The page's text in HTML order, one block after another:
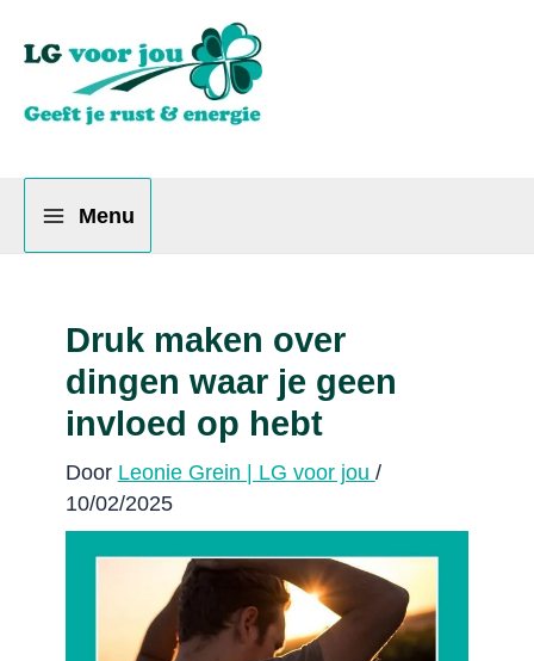
naar
Menu
Druk maken over
dingen waar je geen
invloed op hebt
Door Leonie Grein | LG voor jou /
10/02/2025